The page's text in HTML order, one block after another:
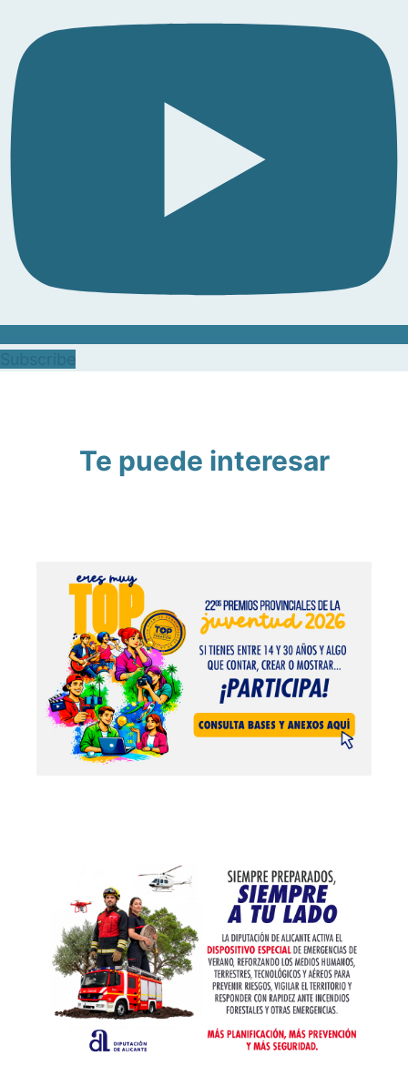
Te puede interesar